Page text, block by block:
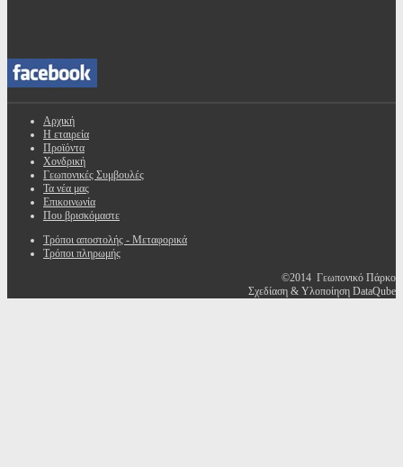
Αρχική
Η εταιρεία
Προϊόντα
Χονδρική
Γεωπονικές Συμβουλές
Τα νέα μας
Επικοινωνία
Που βρισκόμαστε
Τρόποι αποστολής - Μεταφορικά
Τρόποι πληρωμής
©2014 Γεωπονικό Πάρκο
Σχεδίαση & Υλοποίηση DataQube